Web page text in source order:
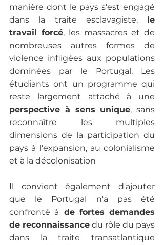
manière dont le pays s'est engagé
dans la traite esclavagiste,
le
travail forcé, les massacres et de
nombreuses autres formes de
violence infligées aux populations
dominées par le Portugal. Les
étudiants ont un programme qui
reste largement attaché à une
perspective à sens unique, sans
reconnaître les multiples
dimensions de la participation du
pays à l'expansion, au colonialisme
et à la décolonisation
Il convient également d'ajouter
que le Portugal n'a pas été
confronté à de fortes demandes
de reconnaissance du rôle du pays
dans la traite transatlantique